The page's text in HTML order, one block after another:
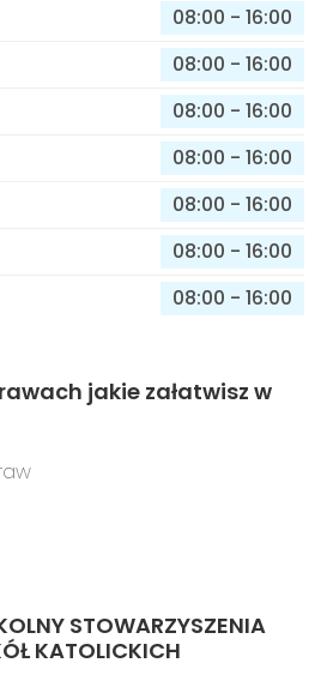
08:00 - 16:00
08:00 - 16:00
08:00 - 16:00
08:00 - 16:00
08:00 - 16:00
08:00 - 16:00
08:00 - 16:00
jakie załatwisz w
STOWARZYSZENIA
KATOLICKICH